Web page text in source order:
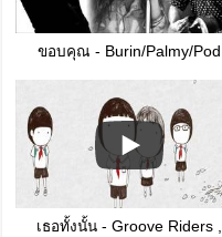
ขอบคุณ - Burin/Palmy/Pod
เธอทั้งนั้น - Groove Riders ,